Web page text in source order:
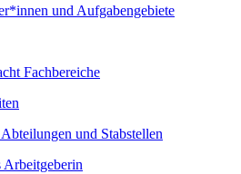
und Aufgabengebiete
Fachbereiche
und Stabstellen
Arbeitgeberin